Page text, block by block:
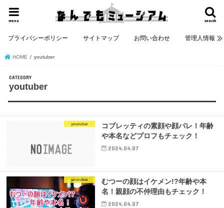
search
menu
プライバシーポリシー サイトマップ お問い合わせ 管理人情報
HOME youtuber
youtuber
youtuber
コブレッティの素顔や顔バレ！年齢
や本名などプロフもチェック！
2024.04.07
youtuber
むつーの顔はイケメン!?年齢や本
名！親顔の不仲理由もチェック！
2024.04.07